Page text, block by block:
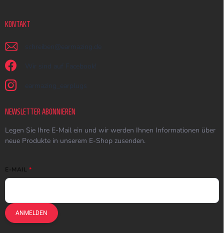
KONTAKT
schreiben @ earmazing.de
Wir sind auf Facebook!
earmazing_earplugs
NEWSLETTER ABONNIEREN
Legen Sie Ihre E-Mail ein und wir werden Ihnen Informationen über
neue Produkte in unserem E-Shop zusenden.
E-MAIL
ANMELDEN